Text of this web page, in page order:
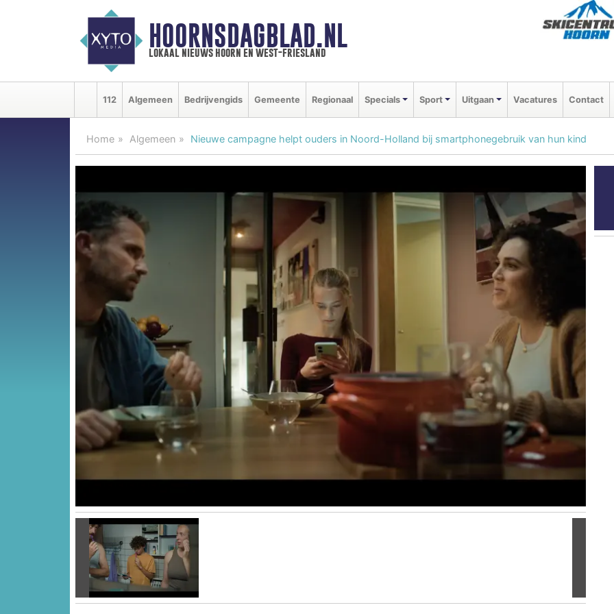
HOORNSDAGBLAD.NL
lokaal nieuws hoorn en west-friesland
112 Algemeen Bedrijvengids Gemeente Regionaal Specials Sport Uitgaan Vacatures Contact
Home Algemeen Nieuwe campagne helpt ouders in Noord-Holland bij smartphonegebruik van hun kind
Vorige